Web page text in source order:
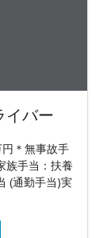
イバー
＊無事故手
族手当：扶養
(通勤手当)実